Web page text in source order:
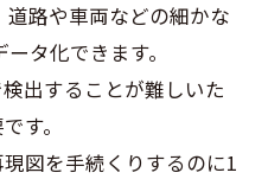
路や車両などの細かな
タ化できます。
出することが難しいた
す。
図を手続くりするのに1